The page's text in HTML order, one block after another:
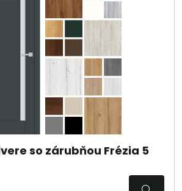
so zárubňou Frézia 5